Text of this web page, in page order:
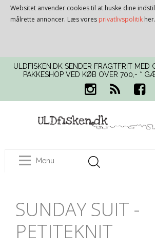
Websitet anvender cookies til at huske dine
målrette annoncer. Læs vores privatlivspolitik her.
ULDFISKEN.DK SENDER FRAGTFRIT
PAKKESHOP VED KØB OVER 700,- *
Menu
SUNDAY SUIT -
PETITEKNIT